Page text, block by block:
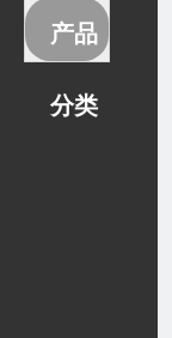
产品
分类